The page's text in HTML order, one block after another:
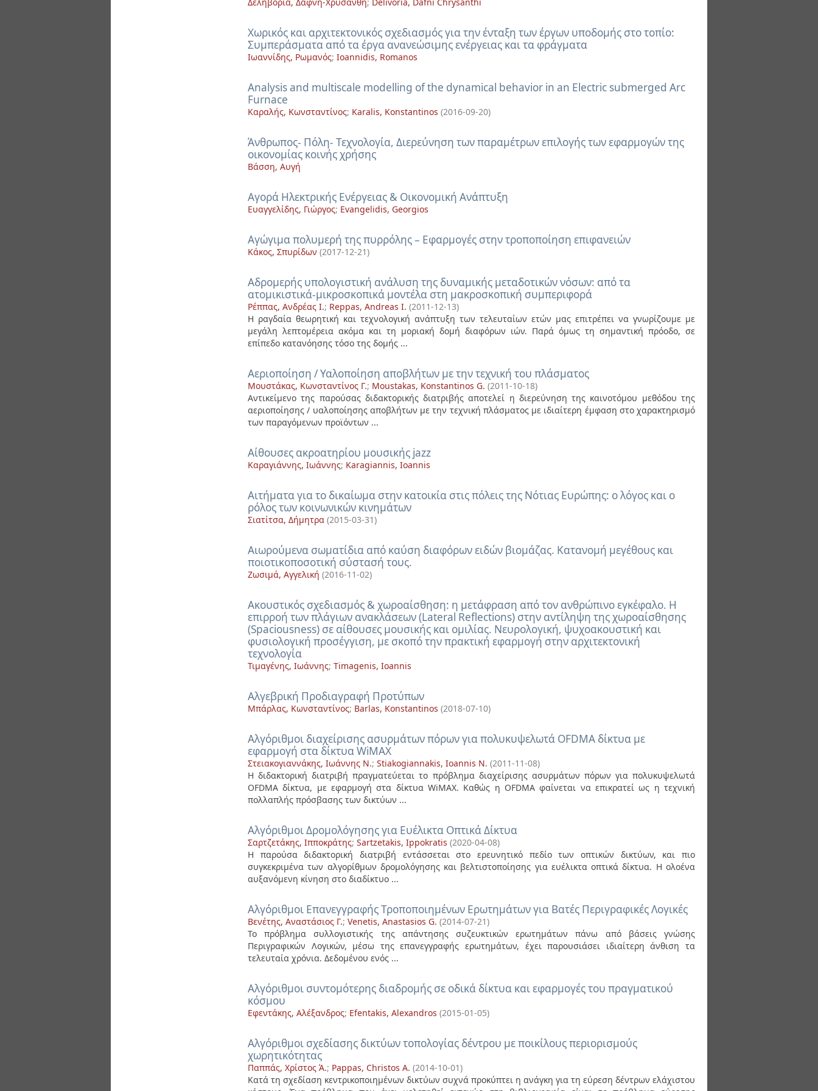
Xωρικός και αρχιτεκτονικός σχεδιασμός για την ένταξη των έργων υποδομής στο τοπίο:
Συμπεράσματα από τα έργα ανανεώσιμης ενέργειας και τα φράγματα
Ιωαννίδης, Ρωμανός; Ioannidis, Romanos
Αnalysis and multiscale modelling of the dynamical behavior in an Electric submerged Arc
Furnace
Καραλής, Κωνσταντίνος; Karalis, Konstantinos (2016-09-20)
Άνθρωπος- Πόλη- Τεχνολογία, Διερεύνηση των παραμέτρων επιλογής των εφαρμογών της
οικονομίας κοινής χρήσης
Βάσση, Αυγή
Αγορά Ηλεκτρικής Ενέργειας & Οικονομική Ανάπτυξη
Ευαγγελίδης, Γιώργος; Evangelidis, Georgios
Αγώγιμα πολυμερή της πυρρόλης – Εφαρμογές στην τροποποίηση επιφανειών
Κάκος, Σπυρίδων (2017-12-21)
Αδρομερής υπολογιστική ανάλυση της δυναμικής μεταδοτικών νόσων: από τα
ατομικιστικά-μικροσκοπικά μοντέλα στη μακροσκοπική συμπεριφορά
Ρέππας, Ανδρέας Ι.; Reppas, Andreas I. (2011-12-13)
Η ραγδαία θεωρητική και τεχνολογική ανάπτυξη των τελευταίων ετών μας επιτρέπει να γνωρίζουμε με
μεγάλη λεπτομέρεια ακόμα και τη μοριακή δομή διαφόρων ιών. Παρά όμως τη σημαντική πρόοδο, σε
επίπεδο κατανόησης τόσο της δομής ...
Αεριοποίηση / Υαλοποίηση αποβλήτων με την τεχνική του πλάσματος
Μουστάκας, Κωνσταντίνος Γ.; Moustakas, Konstantinos G. (2011-10-18)
Αντικείμενο της παρούσας διδακτορικής διατριβής αποτελεί η διερεύνηση της καινοτόμου μεθόδου της
αεριοποίησης / υαλοποίησης αποβλήτων με την τεχνική πλάσματος με ιδιαίτερη έμφαση στο χαρακτηρισμό
των παραγόμενων προϊόντων ...
Αίθουσες ακροατηρίου μουσικής jazz
Καραγιάννης, Ιωάννης; Karagiannis, Ioannis
Αιτήματα για το δικαίωμα στην κατοικία στις πόλεις της Νότιας Ευρώπης: ο λόγος και ο
ρόλος των κοινωνικών κινημάτων
Σιατίτσα, Δήμητρα (2015-03-31)
Αιωρούμενα σωματίδια από καύση διαφόρων ειδών βιομάζας. Κατανομή μεγέθους και
ποιοτικοποσοτική σύστασή τους.
Ζωσιμά, Αγγελική (2016-11-02)
Ακουστικός σχεδιασμός & χωροαίσθηση: η μετάφραση από τον ανθρώπινο εγκέφαλο. Η
επιρροή των πλάγιων ανακλάσεων (Lateral Reflections) στην αντίληψη της χωροαίσθησης
(Spaciousness) σε αίθουσες μουσικής και ομιλίας. Νευρολογική, ψυχοακουστική και
φυσιολογική προσέγγιση, με σκοπό την πρακτική εφαρμογή στην αρχιτεκτονική
τεχνολογία
Τιμαγένης, Ιωάννης; Timagenis, Ioannis
Αλγεβρική Προδιαγραφή Προτύπων
Μπάρλας, Κωνσταντίνος; Barlas, Konstantinos (2018-07-10)
Αλγόριθμοι διαχείρισης ασυρμάτων πόρων για πολυκυψελωτά OFDMA δίκτυα με
εφαρμογή στα δίκτυα WiMAX
Στειακογιαννάκης, Ιωάννης Ν.; Stiakogiannakis, Ioannis N. (2011-11-08)
Η διδακτορική διατριβή πραγματεύεται το πρόβλημα διαχείρισης ασυρμάτων πόρων για πολυκυψελωτά
OFDMA δίκτυα, με εφαρμογή στα δίκτυα WiMAX. Καθώς η OFDMA φαίνεται να επικρατεί ως η τεχνική
πολλαπλής πρόσβασης των δικτύων ...
Αλγόριθμοι Δρομολόγησης για Ευέλικτα Οπτικά Δίκτυα
Σαρτζετάκης, Ιπποκράτης; Sartzetakis, Ippokratis (2020-04-08)
Η παρούσα διδακτορική διατριβή εντάσσεται στο ερευνητικό πεδίο των οπτικών δικτύων, και πιο
συγκεκριμένα των αλγορίθμων δρομολόγησης και βελτιστοποίησης για ευέλικτα οπτικά δίκτυα. Η ολοένα
αυξανόμενη κίνηση στο διαδίκτυο ...
Αλγόριθμοι Επανεγγραφής Τροποποιημένων Ερωτημάτων για Βατές Περιγραφικές Λογικές
Βενέτης, Αναστάσιος Γ.; Venetis, Anastasios G. (2014-07-21)
Το πρόβλημα συλλογιστικής της απάντησης συζευκτικών ερωτημάτων πάνω από βάσεις γνώσης
Περιγραφικών Λογικών, μέσω της επανεγγραφής ερωτημάτων, έχει παρουσιάσει ιδιαίτερη άνθιση τα
τελευταία χρόνια. Δεδομένου ενός ...
Αλγόριθμοι συντομότερης διαδρομής σε οδικά δίκτυα και εφαρμογές του πραγματικού
κόσμου
Εφεντάκης, Αλέξανδρος; Efentakis, Alexandros (2015-01-05)
Αλγόριθμοι σχεδίασης δικτύων τοπολογίας δέντρου με ποικίλους περιορισμούς
χωρητικότητας
Παππάς, Χρίστος Ά.; Pappas, Christos A. (2014-10-01)
Κατά τη σχεδίαση κεντρικοποιημένων δικτύων συχνά προκύπτει η ανάγκη για τη εύρεση δέντρων ελάχιστου